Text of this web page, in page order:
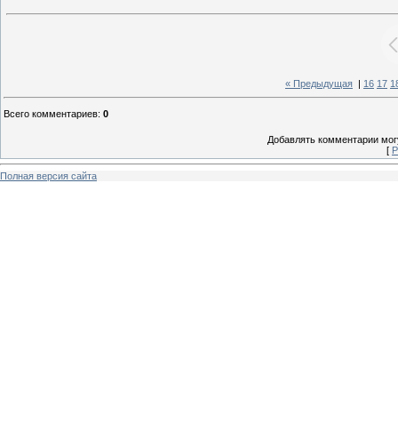
« Предыдущая 16 17
Всего комментариев: 0
Добавлять комментарии
[
Полная версия сайта